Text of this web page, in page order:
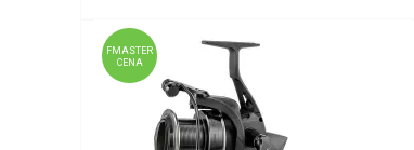
FMASTER
CENA